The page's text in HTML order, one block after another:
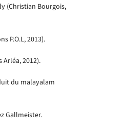
(Christian Bourgois,
P.O.L, 2013).
2012).
du malayalam
Gallmeister.